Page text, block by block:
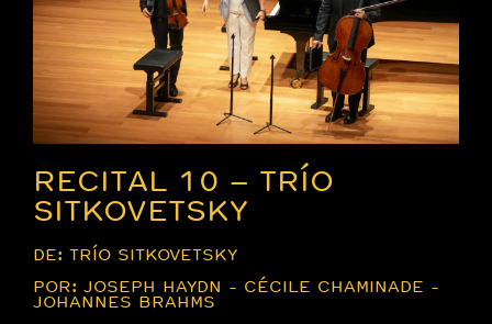
RECITAL 10 – TRÍO
SITKOVETSKY
DE: TRÍO SITKOVETSKY
POR: JOSEPH HAYDN - CÉCILE CHAMINADE -
JOHANNES BRAHMS